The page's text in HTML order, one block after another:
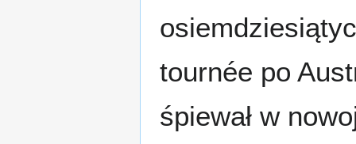
tournée po
śpiewał w